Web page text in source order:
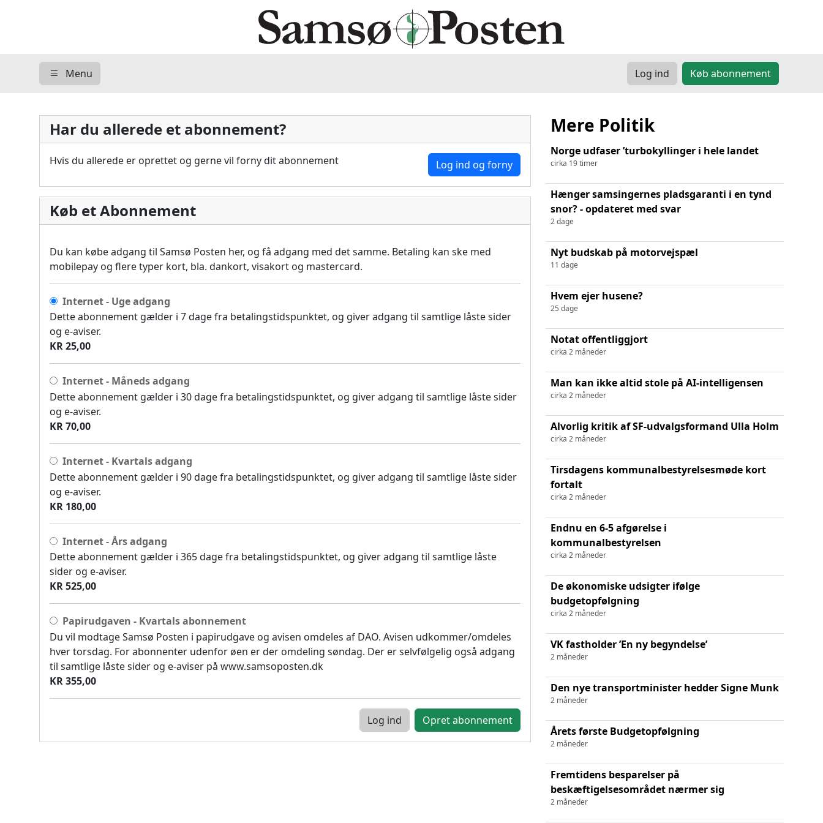
Menu Log ind Køb abonnement
Har du allerede et abonnement?
Hvis du allerede er oprettet og gerne vil forny dit abonnement Log ind og forny
Køb et Abonnement
Du kan købe adgang til Samsø Posten her, og få adgang med det samme. Betaling kan ske med
mobilepay og flere typer kort, bla. dankort, visakort og mastercard.
Internet - Uge adgang
Dette abonnement gælder i 7 dage fra betalingstidspunktet, og giver adgang til samtlige låste sider
og e-aviser.
KR 25,00
Internet - Måneds adgang
Dette abonnement gælder i 30 dage fra betalingstidspunktet, og giver adgang til samtlige låste sider
og e-aviser.
KR 70,00
Internet - Kvartals adgang
Dette abonnement gælder i 90 dage fra betalingstidspunktet, og giver adgang til samtlige låste sider
og e-aviser.
KR 180,00
Internet - Års adgang
Dette abonnement gælder i 365 dage fra betalingstidspunktet, og giver adgang til samtlige låste
sider og e-aviser.
KR 525,00
Papirudgaven - Kvartals abonnement
Du vil modtage Samsø Posten i papirudgave og avisen omdeles af DAO. Avisen udkommer/omdeles
hver torsdag. For abonnenter udenfor øen er der omdeling søndag. Der er selvfølgelig også adgang
til samtlige låste sider og e-aviser på www.samsoposten.dk
KR 355,00
Log ind
Mere Politik
Norge udfaser ’turbokyllinger i hele landet
cirka 19 timer
Hænger samsingernes pladsgaranti i en tynd
snor? - opdateret med svar
2 dage
Nyt budskab på motorvejspæl
11 dage
Hvem ejer husene?
25 dage
Notat offentliggjort
cirka 2 måneder
Man kan ikke altid stole på AI-intelligensen
cirka 2 måneder
Alvorlig kritik af SF-udvalgsformand Ulla Holm
cirka 2 måneder
Tirsdagens kommunalbestyrelsesmøde kort
fortalt
cirka 2 måneder
Endnu en 6-5 afgørelse i
kommunalbestyrelsen
cirka 2 måneder
De økonomiske udsigter ifølge
budgetopfølgning
cirka 2 måneder
VK fastholder ’En ny begyndelse’
2 måneder
Den nye transportminister hedder Signe Munk
2 måneder
Årets første Budgetopfølgning
2 måneder
Fremtidens besparelser på
beskæftigelsesområdet nærmer sig
2 måneder